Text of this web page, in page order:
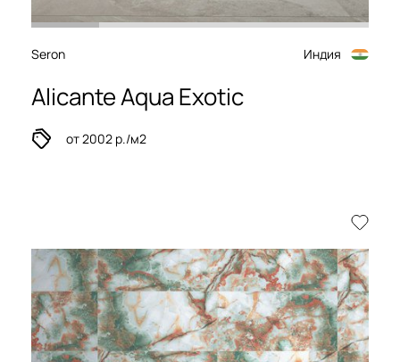
Seron Индия
Alicante Aqua Exotic
от 2002 р./м2